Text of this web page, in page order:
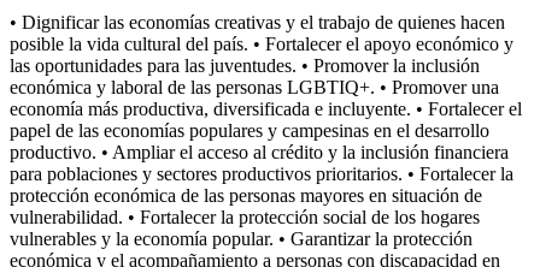
• Dignificar las economías creativas y el trabajo de quienes hacen
posible la vida cultural del país. • Fortalecer el apoyo económico y
las oportunidades para las juventudes. • Promover la inclusión
económica y laboral de las personas LGBTIQ+. • Promover una
economía más productiva, diversificada e incluyente. • Fortalecer el
papel de las economías populares y campesinas en el desarrollo
productivo. • Ampliar el acceso al crédito y la inclusión financiera
para poblaciones y sectores productivos prioritarios. • Fortalecer la
protección económica de las personas mayores en situación de
vulnerabilidad. • Fortalecer la protección social de los hogares
vulnerables y la economía popular. • Garantizar la protección
económica y el acompañamiento a personas con discapacidad en